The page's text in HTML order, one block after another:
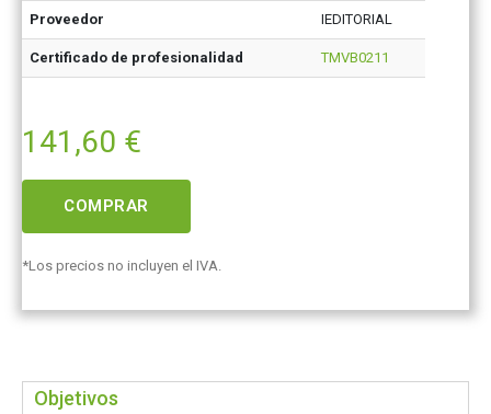
Proveedor IEDITORIAL
Certificado de profesionalidad TMVB0211
141,60 €
COMPRAR
*Los precios no incluyen el IVA.
Objetivos